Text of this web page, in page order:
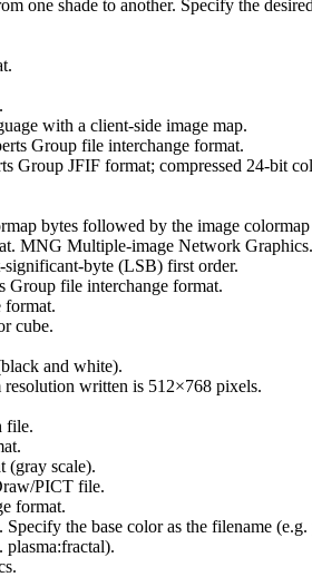
one shade to another. Specify the
with a client-side image map.
Group file interchange format.
Group JFIF format; compressed 24-bit
bytes followed by the image colormap
MNG Multiple-image Network Graphics.
byte (LSB) first order.
file interchange format.
cube.
and white).
written is 512×768 pixels.
file.
(gray scale).
PICT file.
format.
the base color as the filename
plasma:fractal).